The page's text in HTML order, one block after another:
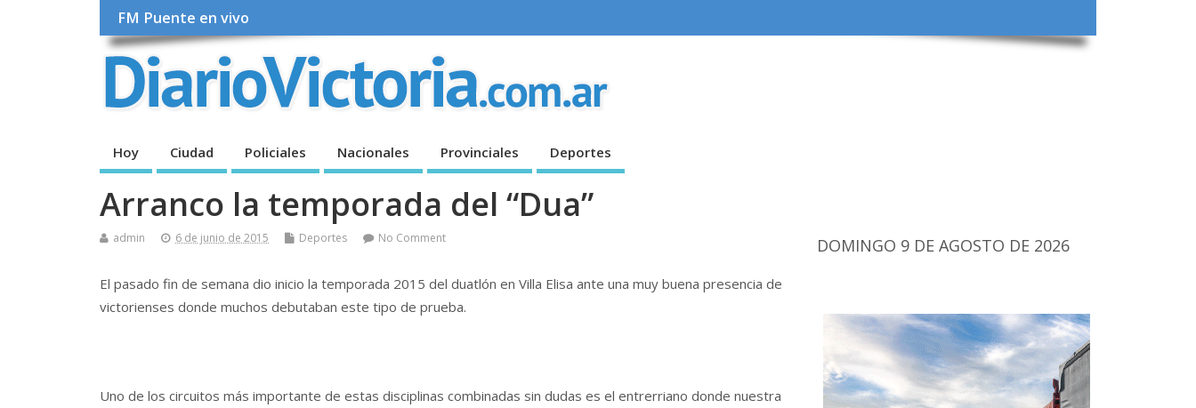
FM Puente en vivo
Hoy Ciudad Policiales Nacionales Provinciales Deportes
Arranco la temporada del “Dua”
admin 6 de junio de 2015 Deportes No Comment
El pasado fin de semana dio inicio la temporada 2015 del duatlón en Villa Elisa ante una muy buena presencia de
victorienses donde muchos debutaban este tipo de prueba.
Uno de los circuitos más importante de estas disciplinas combinadas sin dudas es el entrerriano donde nuestra
DOMINGO 9 DE AGOSTO DE 2026